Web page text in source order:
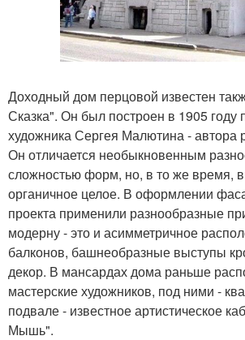
Доходный дом перцовой известен
Сказка". Он был построен в 1905 году
художника Сергея Малютина - автора
Он отличается необыкновенным
сложностью форм, но, в то же время,
органичное целое. В оформлении
проекта применили разнообразные
модерну - это и асимметричное
балконов, башнеобразные выступы
декор. В мансардах дома раньше
мастерские художников, под ними -
подвале - известное артистическое
Мышь".